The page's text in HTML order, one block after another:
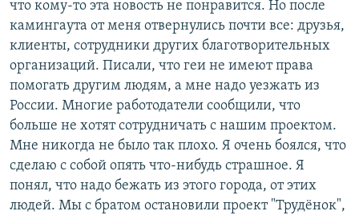
что кому-то эта новость не понравится. Но после
камингаута от меня отвернулись почти все: друзья,
клиенты, сотрудники других благотворительных
организаций. Писали, что геи не имеют права
помогать другим людям, а мне надо уезжать из
России. Многие работодатели сообщили, что
больше не хотят сотрудничать с нашим проектом.
Мне никогда не было так плохо. Я очень боялся, что
сделаю с собой опять что-нибудь страшное. Я
понял, что надо бежать из этого города, от этих
людей. Мы с братом остановили проект "Трудёнок",